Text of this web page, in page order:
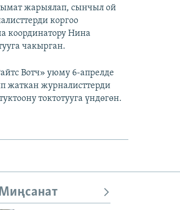
жарыялап, сынчыл ой
коргоо
координатору Нина
чакырган.
Вотч» уюму 6-апрелде
жаткан журналисттерди
токтотууга үндөгөн.